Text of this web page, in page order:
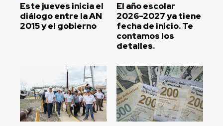
Este jueves inicia el
diálogo entre la AN
2015 y el gobierno
El año escolar
2026-2027 ya tiene
fecha de inicio. Te
contamos los
detalles.